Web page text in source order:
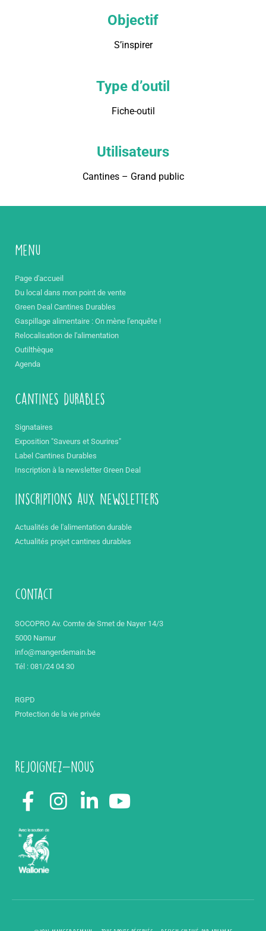
Objectif
S’inspirer
Type d’outil
Fiche-outil
Utilisateurs
Cantines – Grand public
Menu
Page d'accueil
Du local dans mon point de vente
Green Deal Cantines Durables
Gaspillage alimentaire : On mène l'enquête !
Relocalisation de l'alimentation
Outilthèque
Agenda
Cantines durables
Signataires
Exposition "Saveurs et Sourires"
Label Cantines Durables
Inscription à la newsletter Green Deal
inscriptions aux newsletters
Actualités de l'alimentation durable
Actualités projet cantines durables
contact
SOCOPRO Av. Comte de Smet de Nayer 14/3
5000 Namur
info@mangerdemain.be
Tél : 081/24 04 30
RGPD
Protection de la vie privée
Rejoignez-nous